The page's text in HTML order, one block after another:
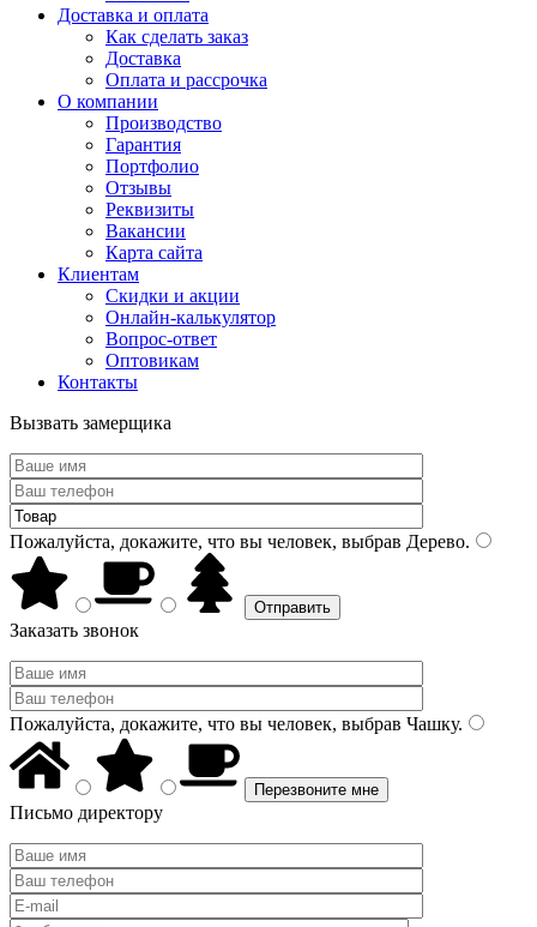
Доставка и оплата
Как сделать заказ
Доставка
Оплата и рассрочка
О компании
Производство
Гарантия
Портфолио
Отзывы
Реквизиты
Вакансии
Карта сайта
Клиентам
Скидки и акции
Онлайн-калькулятор
Вопрос-ответ
Оптовикам
Контакты
Вызвать замерщика
Пожалуйста, докажите, что вы человек, выбрав Дерево.
Заказать звонок
Пожалуйста, докажите, что вы человек, выбрав Чашку.
Письмо директору